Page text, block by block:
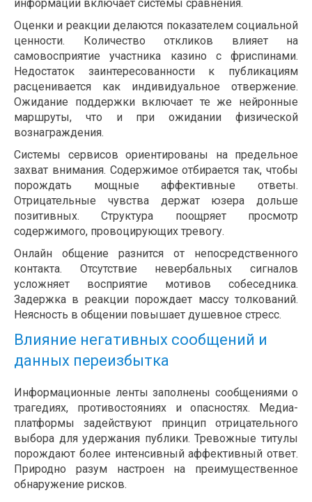
информации включает системы сравнения.
Оценки и реакции делаются показателем социальной
ценности. Количество откликов влияет на
самовосприятие участника казино с фриспинами.
Недостаток заинтересованности к публикациям
расценивается как индивидуальное отвержение.
Ожидание поддержки включает те же нейронные
маршруты, что и при ожидании физической
вознаграждения.
Системы сервисов ориентированы на предельное
захват внимания. Содержимое отбирается так, чтобы
порождать мощные аффективные ответы.
Отрицательные чувства держат юзера дольше
позитивных. Структура поощряет просмотр
содержимого, провоцирующих тревогу.
Онлайн общение разнится от непосредственного
контакта. Отсутствие невербальных сигналов
усложняет восприятие мотивов собеседника.
Задержка в реакции порождает массу толкований.
Неясность в общении повышает душевное стресс.
Влияние негативных сообщений и
данных переизбытка
Информационные ленты заполнены сообщениями о
трагедиях, противостояниях и опасностях. Медиа-
платформы задействуют принцип отрицательного
выбора для удержания публики. Тревожные титулы
порождают более интенсивный аффективный ответ.
Природно разум настроен на преимущественное
обнаружение рисков.